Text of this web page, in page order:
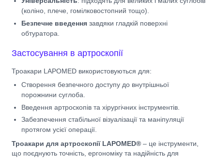
(коліно, плече, гомілковостопний тощо).
Безпечне введення завдяки гладкій поверхні
обтуратора.
Застосування в артроскопії
Троакари LAPOMED використовуються для:
Створення безпечного доступу до внутрішньої
порожнини суглоба.
Введення артроскопів та хірургічних інструментів.
Забезпечення стабільної візуалізації та маніпуляції
протягом усієї операції.
Троакари для артроскопії LAPOMED® – це інструменти,
що поєднують точність, ергономіку та надійність для